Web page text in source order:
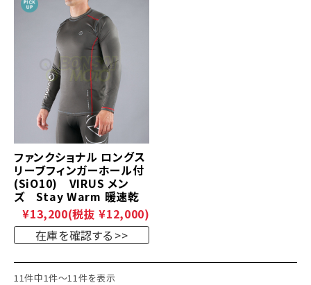
ファンクショナル ロングス
リーブフィンガーホール付
(SiO10) VIRUS メン
ズ Stay Warm 暖速乾
¥13,200(税抜 ¥12,000)
在庫を確認する
11件中1件～11件を表示